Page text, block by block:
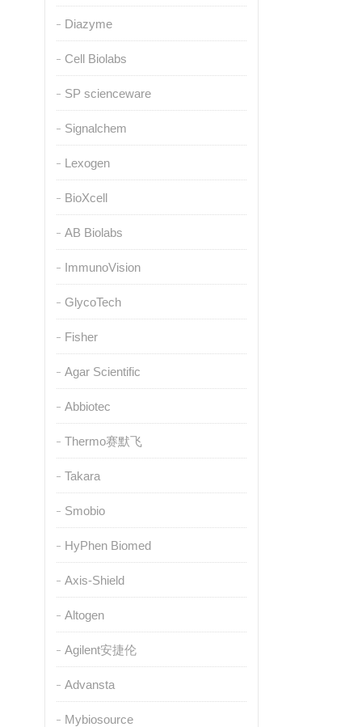
Diazyme
Cell Biolabs
SP scienceware
Signalchem
Lexogen
BioXcell
AB Biolabs
ImmunoVision
GlycoTech
Fisher
Agar Scientific
Abbiotec
Thermo赛默飞
Takara
Smobio
HyPhen Biomed
Axis-Shield
Altogen
Agilent安捷伦
Advansta
Mybiosource